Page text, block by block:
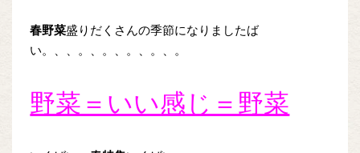
春野菜盛りだくさんの季節になりましたば
い。、、。、。、。、。、。
野菜＝いい感じ＝野菜